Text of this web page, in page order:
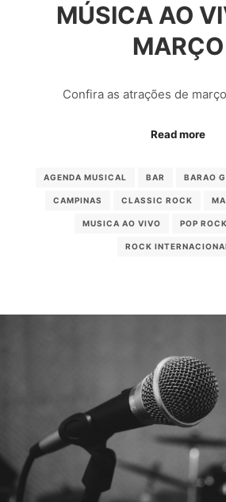
MÚSICA AO
MARÇO
Confira as atrações de
Read more
AGENDA MUSICAL BAR BARAO
CAMPINAS CLASSIC ROCK
MUSICA AO VIVO POP ROCK
ROCK